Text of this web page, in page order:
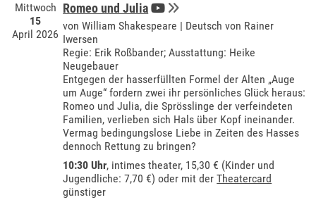
Mittwoch
15
April 2026
Romeo und Julia
von William Shakespeare | Deutsch von Rainer
Iwersen
Regie: Erik Roßbander; Ausstattung: Heike
Neugebauer
Entgegen der hasserfüllten Formel der Alten „Auge
um Auge“ fordern zwei ihr persönliches Glück heraus:
Romeo und Julia, die Sprösslinge der verfeindeten
Familien, verlieben sich Hals über Kopf ineinander.
Vermag bedingungslose Liebe in Zeiten des Hasses
dennoch Rettung zu bringen?
10:30 Uhr, intimes theater, 15,30 € (Kinder und
Jugendliche: 7,70 €) oder mit derTheatercard
günstiger